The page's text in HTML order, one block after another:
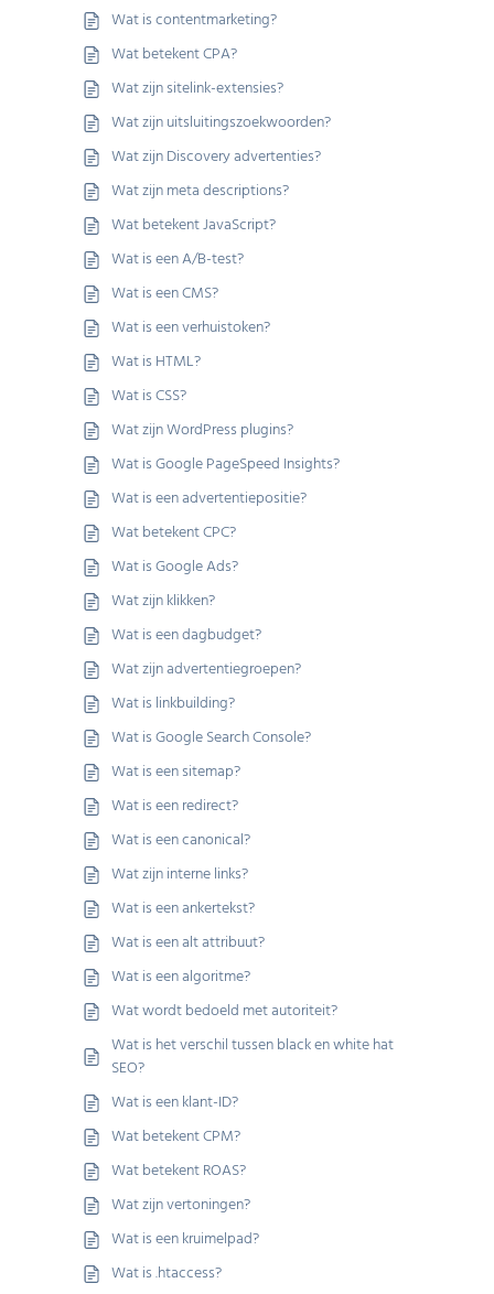
Wat is contentmarketing?
Wat betekent CPA?
Wat zijn sitelink-extensies?
Wat zijn uitsluitingszoekwoorden?
Wat zijn Discovery advertenties?
Wat zijn meta descriptions?
Wat betekent JavaScript?
Wat is een A/B-test?
Wat is een CMS?
Wat is een verhuistoken?
Wat is HTML?
Wat is CSS?
Wat zijn WordPress plugins?
Wat is Google PageSpeed Insights?
Wat is een advertentiepositie?
Wat betekent CPC?
Wat is Google Ads?
Wat zijn klikken?
Wat is een dagbudget?
Wat zijn advertentiegroepen?
Wat is linkbuilding?
Wat is Google Search Console?
Wat is een sitemap?
Wat is een redirect?
Wat is een canonical?
Wat zijn interne links?
Wat is een ankertekst?
Wat is een alt attribuut?
Wat is een algoritme?
Wat wordt bedoeld met autoriteit?
Wat is het verschil tussen black en white hat
SEO?
Wat is een klant-ID?
Wat betekent CPM?
Wat betekent ROAS?
Wat zijn vertoningen?
Wat is een kruimelpad?
Wat is .htaccess?